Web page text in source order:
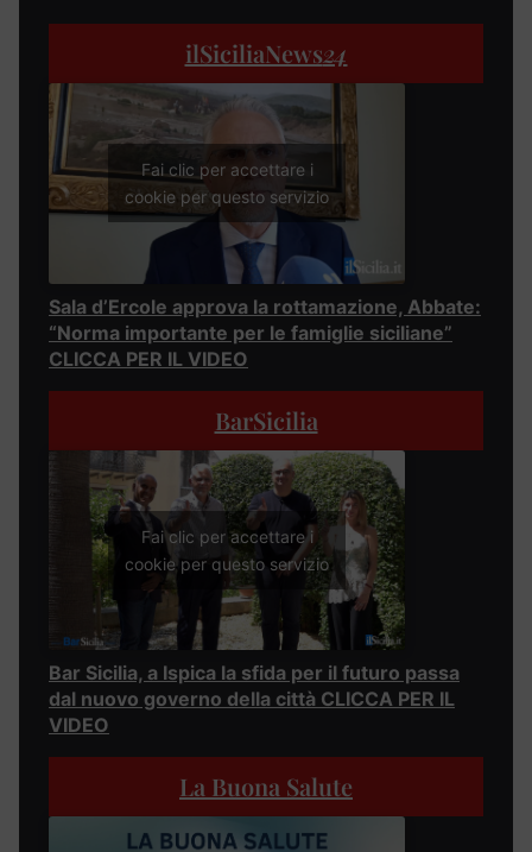
ilSiciliaNews24
Fai clic per accettare i
cookie per questo servizio
Sala d’Ercole approva la rottamazione, Abbate:
“Norma importante per le famiglie siciliane”
CLICCA PER IL VIDEO
BarSicilia
Fai clic per accettare i
cookie per questo servizio
Bar Sicilia, a Ispica la sfida per il futuro passa
dal nuovo governo della città CLICCA PER IL
VIDEO
La Buona Salute